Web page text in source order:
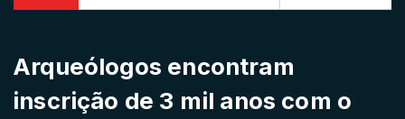
Arqueólogos encontram
inscrição de 3 mil anos com o